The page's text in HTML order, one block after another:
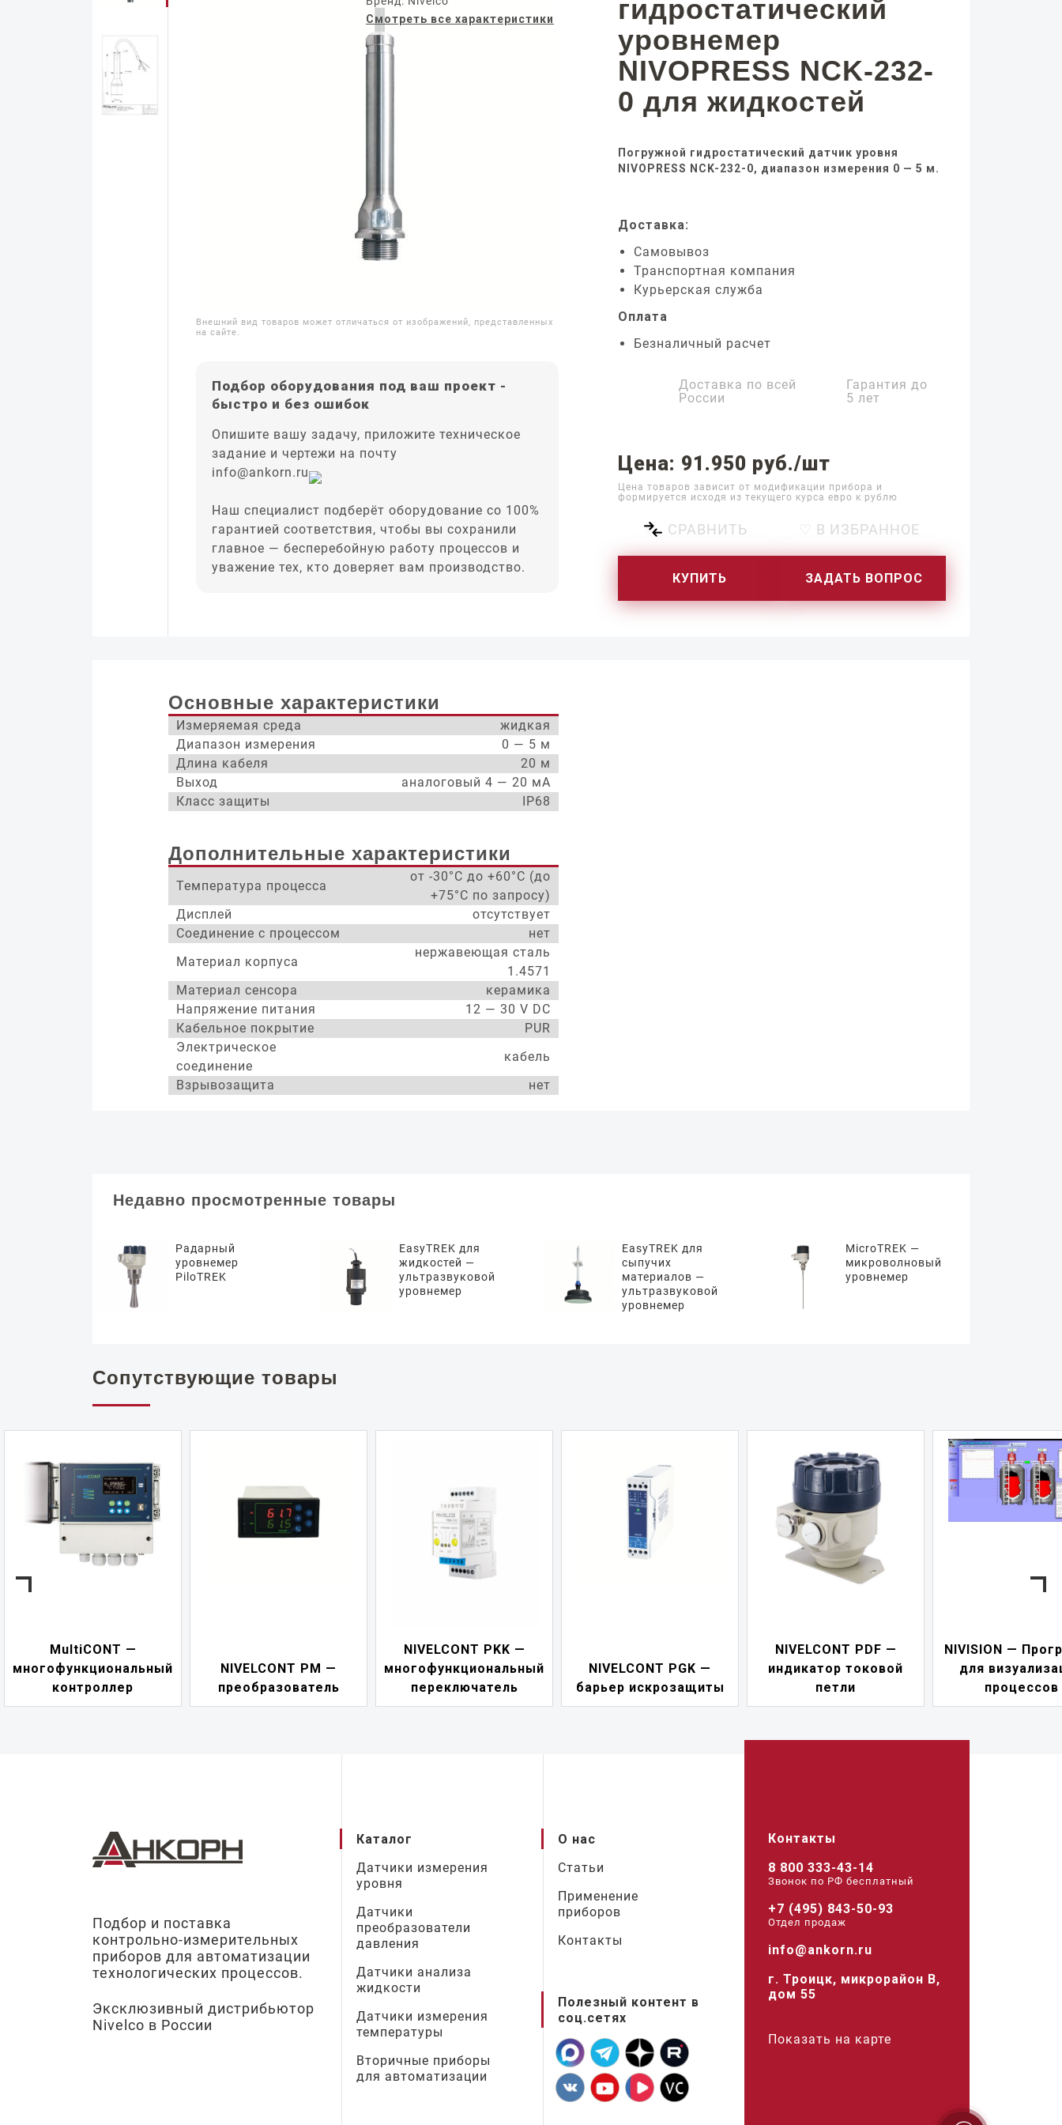
Смотреть все характеристики
Внешний вид товаров может отличаться от изображений, представленных
на сайте.
Подбор оборудования под ваш проект -
быстро и без ошибок
Опишите вашу задачу, приложите техническое
задание и чертежи на почту
info@ankorn.ru
Наш специалист подберёт оборудование со 100%
гарантией соответствия, чтобы вы сохранили
главное — бесперебойную работу процессов и
уважение тех, кто доверяет вам производство.
гидростатический
уровнемер
NIVOPRESS NCK-232-
0 для жидкостей
Погружной гидростатический датчик уровня
NIVOPRESS NCK-232-0, диапазон измерения 0 — 5 м.
Доставка:
Самовывоз
Транспортная компания
Курьерская служба
Оплата
Безналичный расчет
Доставка по всей
России
Гарантия до
5 лет
Цена: 91.950 руб./шт
Цена товаров зависит от модификации прибора и
формируется исходя из текущего курса евро к рублю
СРАВНИТЬ ♡ В ИЗБРАННОЕ
КУПИТЬ ЗАДАТЬ ВОПРОС
Основные характеристики
Измеряемая среда
жидкая
Диапазон измерения
0 — 5 м
Длина кабеля
20 м
Выход
аналоговый 4 — 20 мА
Класс защиты
IP68
Дополнительные характеристики
Температура процесса
от -30°С до +60°С (до
+75°С по запросу)
Дисплей
отсутствует
Соединение с процессом
нет
Материал корпуса
нержавеющая сталь
1.4571
Материал сенсора
керамика
Напряжение питания
12 — 30 V DC
Кабельное покрытие
PUR
Электрическое
соединение
кабель
Взрывозащита
нет
Недавно просмотренные товары
Радарный
уровнемер
PiloTREK
EasyTREK для
жидкостей —
ультразвуковой
уровнемер
EasyTREK для
сыпучих
материалов —
ультразвуковой
уровнемер
MicroTREK —
микроволновый
уровнемер
Сопутствующие товары
NIVELCONT PM —
преобразователь
многофункциональный
переключатель
NIVELCONT PGK —
барьер искрозащиты
индикатор токовой
петли
NIVISION — Программа
для визуализации
процессов
NIPOWER —
Подбор и поставка
контрольно-измерительных
приборов для автоматизации
технологических процессов.
Эксклюзивный дистрибьютор
Nivelco в России
Каталог
Датчики измерения
уровня
Датчики
преобразователи
давления
Датчики анализа
жидкости
Датчики измерения
температуры
Вторичные приборы
для автоматизации
О нас
Статьи
Применение
приборов
Контакты
Полезный контент в
соц.сетях
Контакты
8 800 333-43-14
Звонок по РФ беcплатный
+7 (495) 843-50-93
Отдел продаж
info@ankorn.ru
г. Троицк, микрорайон В,
дом 55
Показать на карте